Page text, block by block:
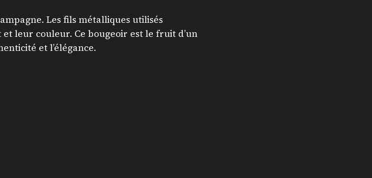
Les fils métalliques utilisés
leur couleur. Ce bougeoir est le fruit d’un
et l’élégance.